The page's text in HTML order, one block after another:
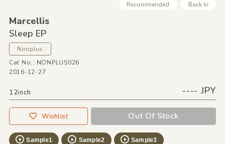
Recommended Back In
Marcellis
Sleep EP
Nonplus
Cat No.: NONPLUS026
2016-12-27
12inch ---- JPY
Wishlist Out Of Stock
Sample1 Sample2 Sample3